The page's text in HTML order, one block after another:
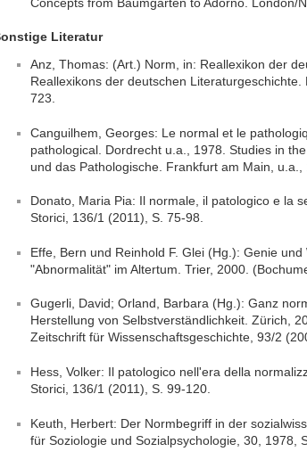
Concepts from Baumgarten to Adorno. London/
Literatur
Anz, Thomas: (Art.) Norm, in: Reallexikon der
Reallexikons der deutschen
723.
Canguilhem, Georges: Le normal et le
pathological. Dordrecht u.a., 1978. Studies in
und das Pathologische. Frankfurt am Main, u.a.,
Donato, Maria Pia: Il normale, il patologico e la
Storici, 136/1 (2011), S. 75-98.
Effe, Bern und Reinhold F. Glei (Hg.): Genie
"Abnormalität" im Altertum. Trier, 2000.
Gugerli, David; Orland, Barbara (Hg.): Ganz
Herstellung von Selbstverständlichkeit. Zürich,
Zeitschrift für Wissenschaftsgeschichte, 93/2
Hess, Volker: Il patologico nell'era della
Storici, 136/1 (2011), S. 99-120.
Keuth, Herbert: Der Normbegriff in der
für Soziologie und Sozialpsychologie, 30, 1978,